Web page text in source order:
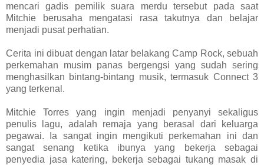
mencari gadis pemilik suara merdu tersebut pada saat
Mitchie berusaha mengatasi rasa takutnya dan belajar
menjadi pusat perhatian.
Cerita ini dibuat dengan latar belakang Camp Rock, sebuah
perkemahan musim panas bergengsi yang sudah sering
menghasilkan bintang-bintang musik, termasuk Connect 3
yang terkenal.
Mitchie Torres yang ingin menjadi penyanyi sekaligus
penulis lagu, adalah remaja yang berasal dari keluarga
pegawai. Ia sangat ingin mengikuti perkemahan ini dan
sangat senang ketika ibunya yang bekerja sebagai
penyedia jasa katering, bekerja sebagai tukang masak di